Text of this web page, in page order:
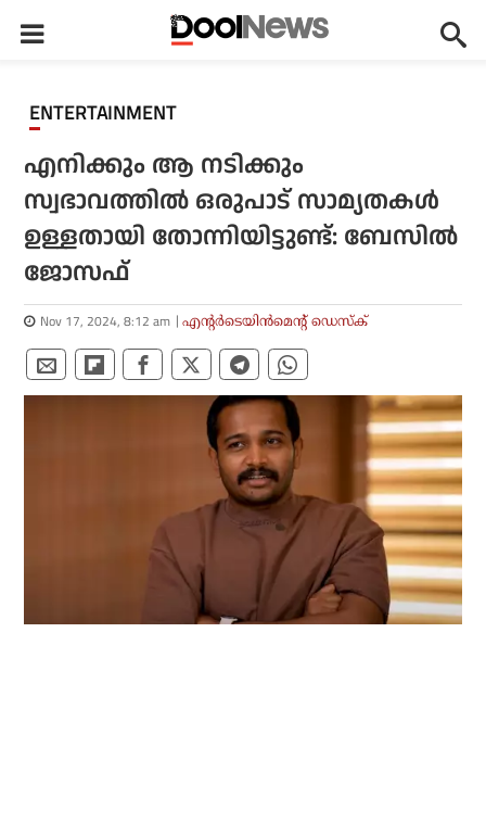
ENTERTAINMENT
എനിക്കും ആ നടിക്കും
സ്വഭാവത്തില്‍ ഒരുപാട് സാമ്യതകള്‍
ഉള്ളതായി തോന്നിയിട്ടുണ്ട്: ബേസില്‍
ജോസഫ്
Nov 17, 2024, 8:12 am എന്റര്‍ടെയിന്‍മെന്റ് ഡെസ്‌ക്